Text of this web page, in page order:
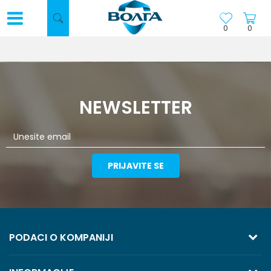
0
0
NEWSLETTER
PRIJAVITE SE
PODACI O KOMPANIJI